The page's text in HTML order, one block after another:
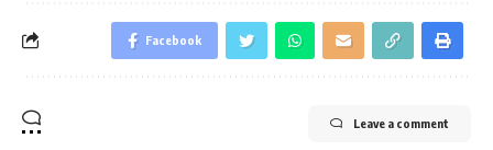
Facebook
Leave a comment